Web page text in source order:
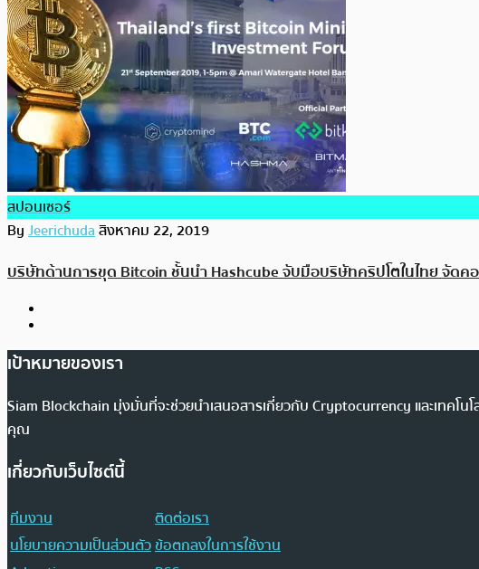
สปอนเซอร์
ByJeerichudaสิงหาคม 22, 2019
บริษัทด้านการขุด Bitcoin ชั้นนำ Hashcube จับมือบริษัทคริปโตในไทย จัดค
เป้าหมายของเรา
Siam Blockchain มุ่งมั่นที่จะช่วยนำเสนอสารเกี่ยวกับ Cryptocurrency และเทคโ
คุณ
เกี่ยวกับเว็บไซต์นี้
ทีมงาน
ติดต่อเรา
นโยบายความเป็นส่วนตัวข้อตกลงในการใช้งาน